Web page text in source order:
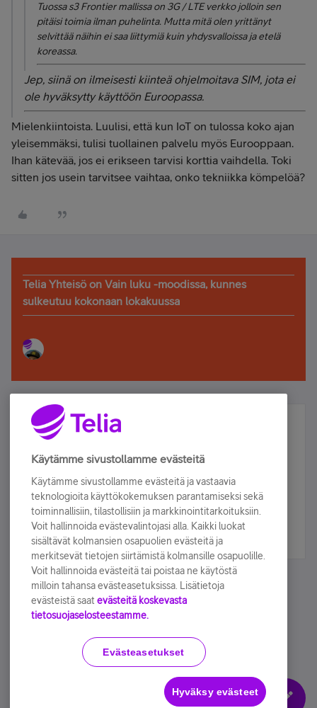
Tuossa s3 Frontier mallissa on 3G / LTE verkko jolloin sen
pitäisi toimia ilman puhelinta. Mutta mitä olen yrittänyt
selvittää näihin ei saa liittymiä kuin yhdysvalloissa ja etelä
koreassa.
Jep, siinä on ilmeisesti kiinteä ohjelmoitava SIM, jota ei
ole hyväksytty käyttöön Euroopassa.
Mielenkiintoista. Luulisi, että kun IoT on tulossa koko ajan
yleisemmäksi, tulisi tuollainen palvelu myös Eurooppaan.
Ihan kätevää, jos ei erikseen tarvisi korttia vaihdella. Toki
sitten jos usein tarvitsee vaihtaa, onko tekniikka kömpelöä?
Telia Yhteisö on Vain luku -moodissa, kunnes
sulkeutuu kokonaan lokakuussa
Älä jää paitsi – osallistu ja voita!
Tilaa Telian uutiskirje ja olet mukana arvonnassa.
sähköpostiisi.
Tilaa nyt
Käyttöehdot Accessibility statement
Evästeasetukset
Käytämme sivustollamme evästeitä
Käytämme sivustollamme evästeitä ja vastaavia
teknologioita käyttökokemuksen parantamiseksi sekä
toiminnallisiin, tilastollisiin ja markkinointitarkoituksiin.
Voit hallinnoida evästevalintojasi alla. Kaikki luokat
sisältävät kolmansien osapuolien evästeitä ja
merkitsevät tietojen siirtämistä kolmansille osapuolille.
Voit hallinnoida evästeitä tai poistaa ne käytöstä
milloin tahansa evästeasetuksissa. Lisätietoja
evästeistä saat evästeitä koskevasta
tietosuojaselosteestamme.
Evästeasetukset
Hyväksy evästeet